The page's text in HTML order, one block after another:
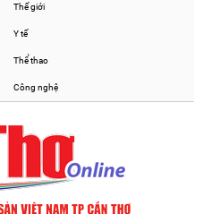
Thế giới
Y tế
Thể thao
Công nghệ